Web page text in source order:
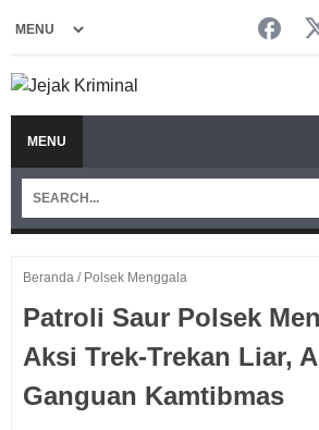
MENU
Beranda / Polsek Menggala
Patroli Saur Polsek
Aksi Trek-Trekan Liar,
Ganguan Kamtibmas